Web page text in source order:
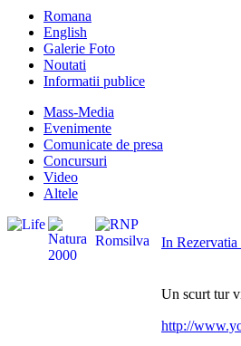
Romana
English
Galerie Foto
Noutati
Informatii publice
Mass-Media
Evenimente
Comunicate de presa
Concursuri
Video
Altele
In
Un scurt tur
http://